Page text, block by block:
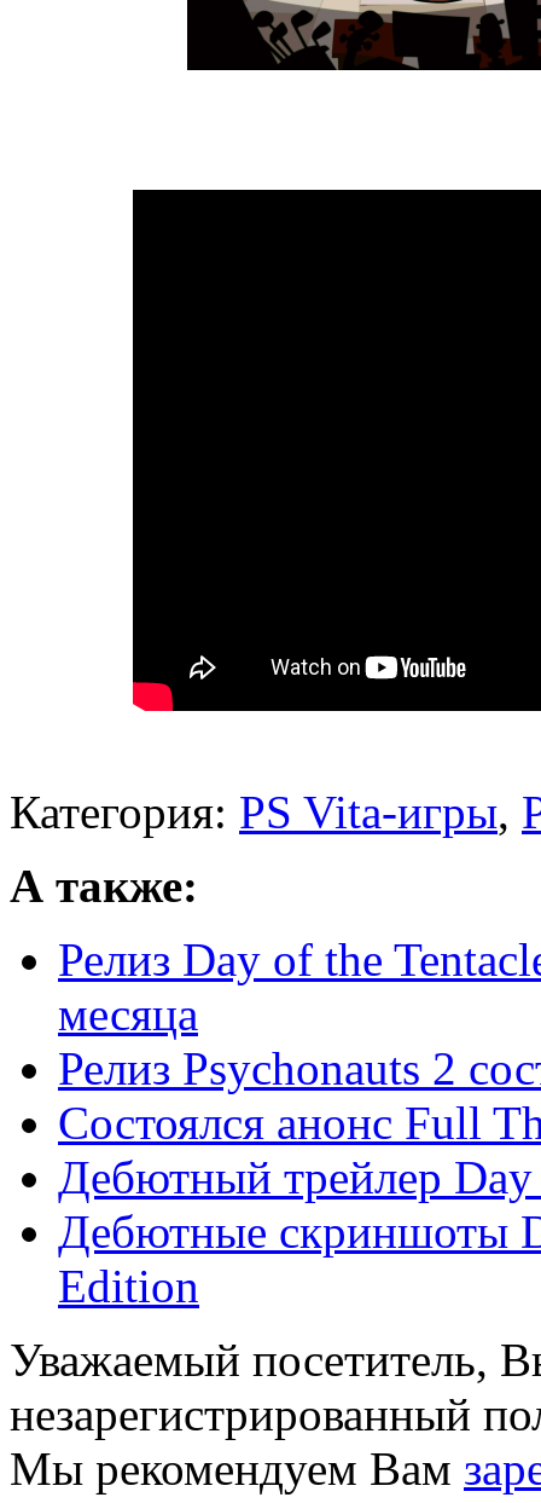
Категория: PS Vita-игры,
А также:
Релиз Day of the
месяца
Релиз Psychonauts 2
Состоялся анонс Full
Дебютный трейлер Day
Дебютные скриншоты
Edition
Уважаемый посетитель,
незарегистрированный
Мы рекомендуем Вам